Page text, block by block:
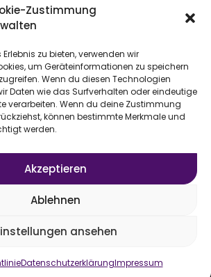
Zustimmung
zu bieten, verwenden wir
um Geräteinformationen zu speichern
Wenn du diesen Technologien
Daten wie das Surfverhalten oder eindeutige
verarbeiten. Wenn du deine Zustimmung
können bestimmte Merkmale und
werden.
Akzeptieren
Ablehnen
ansehen
DatenschutzerklärungImpressum
Impressum
Datenschutz
AGBs
Konto | LOGIN